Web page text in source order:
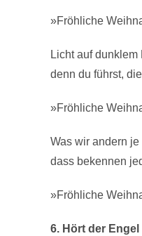
»Fröhliche
Licht auf
denn du führst,
»Fröhliche
Was wir andern
dass bekennen
»Fröhliche
6. Hört der